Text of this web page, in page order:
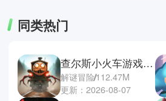
同类热门
查尔斯小火车游戏手机版
解谜冒险112.47M
更新：2026-08-07